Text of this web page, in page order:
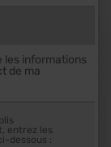
les informations
de ma
entrez les
dessous :